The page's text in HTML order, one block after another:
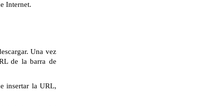
Internet.
Una vez
de la barra de
insertar la URL,